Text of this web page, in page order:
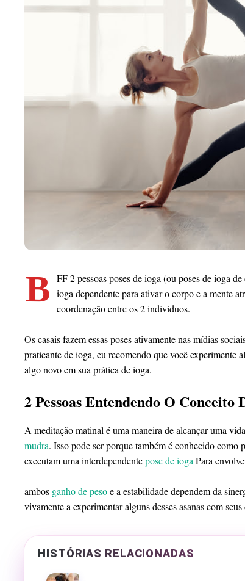
B FF 2 pessoas poses de ioga (ou poses de ioga
ioga dependente para ativar o corpo e a mente
coordenação entre os 2 indivíduos.
Os casais fazem essas poses ativamente nas mídias
praticante de ioga, eu recomendo que você experimente
algo novo em sua prática de ioga.
2 Pessoas Entendendo O Conceito
A meditação matinal é uma maneira de alcançar uma
mudra. Isso pode ser porque também é conhecido como
executam uma interdependentepose de ioga Para
ambos ganho de pesoe a estabilidade dependem da
vivamente a experimentar alguns desses asanas com
HISTÓRIAS RELACIONADAS